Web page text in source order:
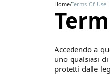
Home/Terms Of Use
Accedendo a
uno qualsiasi
protetti dalle